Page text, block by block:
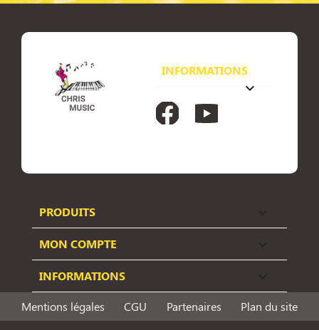
INFORMATIONS
keyboard_arrow_down
FacebookYouTube
PRODUITS
MON COMPTE
INFORMATIONS
Mentions légales CGU Partenaires Plan du site